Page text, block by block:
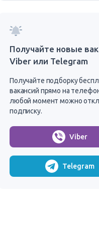
Получайте новые
Viber или Telegram
Получайте подборку
вакансий прямо на
любой момент можно
подписку.
Viber
Telegram